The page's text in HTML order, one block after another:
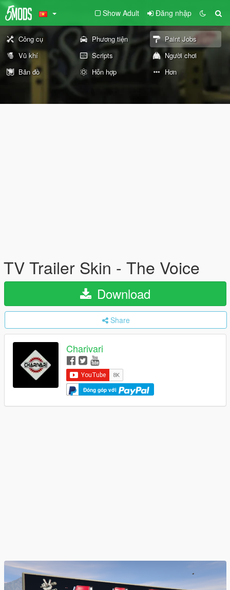
Show Adult Đăng nhập
Công cụ Phương tiện
Paint Jobs
Vũ khí
Scripts
Người chơi
Bản đồ
Hỗn hợp Hơn
TV Trailer Skin - The Voice
Download
Share
Charivari
Đóng góp với